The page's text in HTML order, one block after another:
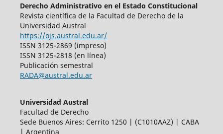
Derecho Administrativo en el Estado Constitucional
Revista científica de la Facultad de Derecho de la
Universidad Austral
https://ojs.austral.edu.ar/
ISSN 3125-2869 (impreso)
ISSN 3125-2818 (en línea)
Publicación semestral
RADA@austral.edu.ar
Universidad Austral
Facultad de Derecho
Sede Buenos Aires: Cerrito 1250 | (C1010AAZ) | CABA
| Argentina